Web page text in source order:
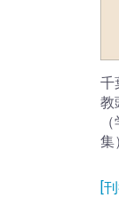
千
教
集
[